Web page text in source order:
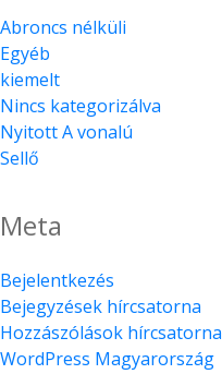
Abroncs nélküli
Egyéb
kiemelt
Nincs kategorizálva
Nyitott A vonalú
Sellő
Meta
Bejelentkezés
Bejegyzések hírcsatorna
Hozzászólások hírcsatorna
WordPress Magyarország